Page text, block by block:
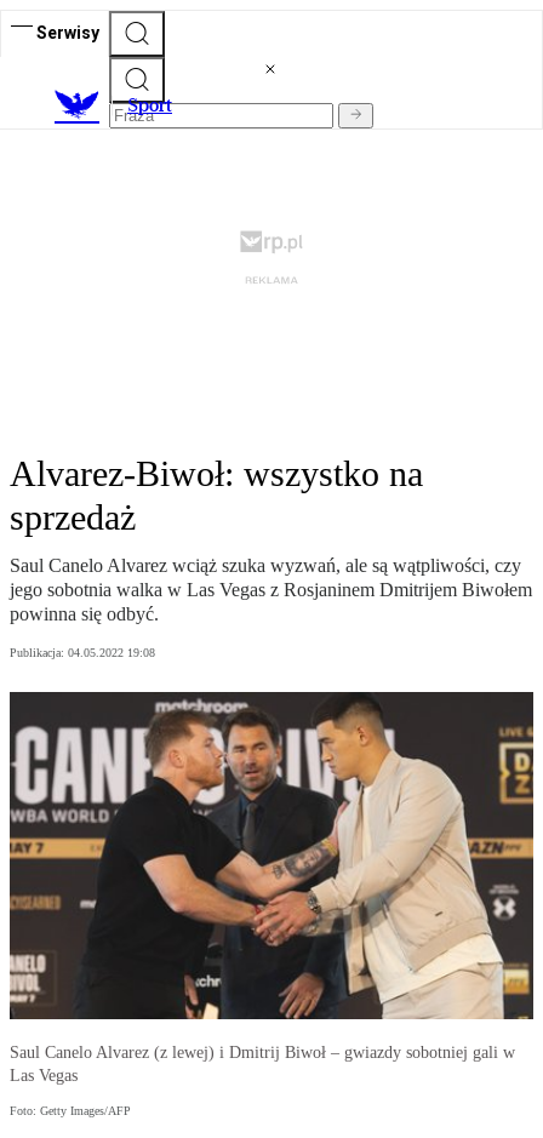
Serwisy
Sport
Alvarez-Biwoł: wszystko na
sprzedaż
Saul Canelo Alvarez wciąż szuka wyzwań, ale są wątpliwości, czy
jego sobotnia walka w Las Vegas z Rosjaninem Dmitrijem Biwołem
powinna się odbyć.
Publikacja: 04.05.2022 19:08
Saul Canelo Alvarez (z lewej) i Dmitrij Biwoł – gwiazdy sobotniej gali w
Las Vegas
Foto: Getty Images/AFP